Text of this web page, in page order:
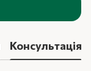
Консультація